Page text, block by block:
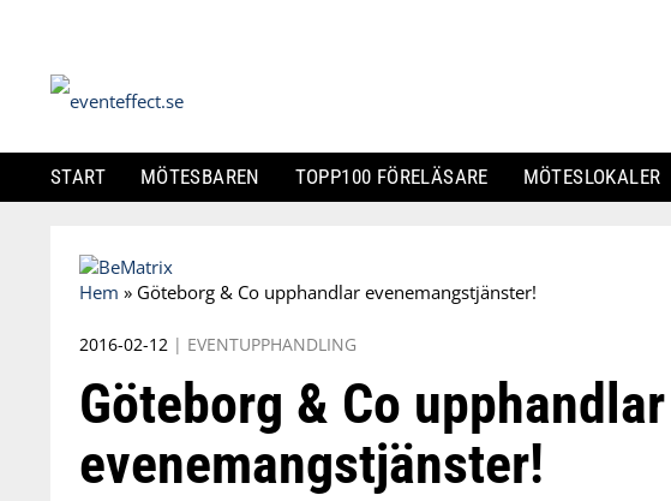
START MÖTESBAREN TOPP100 FÖRELÄSARE MÖTESLOKALER
Skip
to
Hem » Göteborg & Co upphandlar evenemangstjänster!
2016-02-12 | EVENTUPPHANDLING
Göteborg & Co upphandlar
evenemangstjänster!